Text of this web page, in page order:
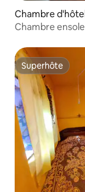
Chambre
Chambre
Superhôte
Superhôte